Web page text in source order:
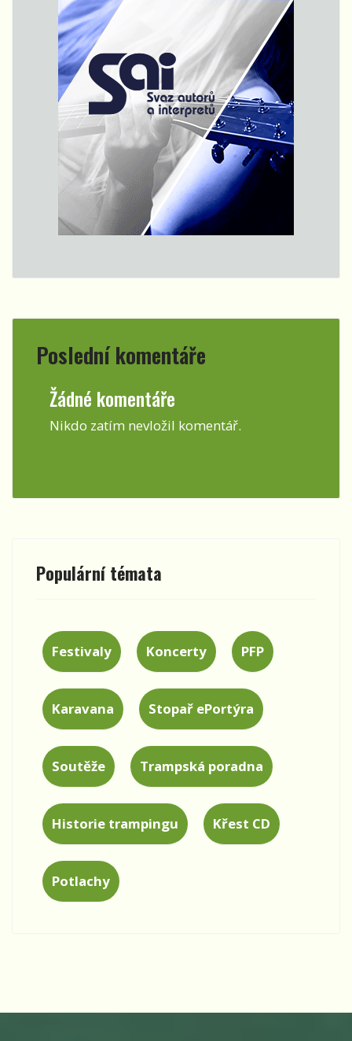
Poslední komentáře
Žádné komentáře
Nikdo zatím nevložil komentář.
Populární témata
Festivaly Koncerty PFP
Karavana Stopař ePortýra
Soutěže Trampská poradna
Historie trampingu Křest CD
Potlachy